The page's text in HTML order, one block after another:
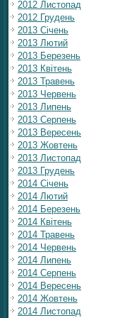
2012 Листопад
2012 Грудень
2013 Січень
2013 Лютий
2013 Березень
2013 Квітень
2013 Травень
2013 Червень
2013 Липень
2013 Серпень
2013 Вересень
2013 Жовтень
2013 Листопад
2013 Грудень
2014 Січень
2014 Лютий
2014 Березень
2014 Квітень
2014 Травень
2014 Червень
2014 Липень
2014 Серпень
2014 Вересень
2014 Жовтень
2014 Листопад